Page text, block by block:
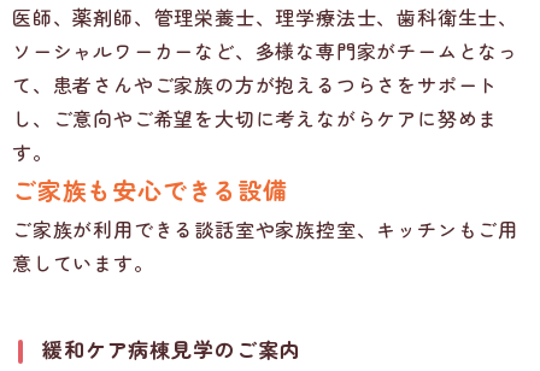
医師、薬剤師、管理栄養士、理学療法士、歯科衛生士、
ソーシャルワーカーなど、多様な専門家がチームとなっ
て、患者さんやご家族の方が抱えるつらさをサポート
し、ご意向やご希望を大切に考えながらケアに努めま
す。
ご家族も安心できる設備
ご家族が利用できる談話室や家族控室、キッチンもご用
意しています。
緩和ケア病棟見学のご案内